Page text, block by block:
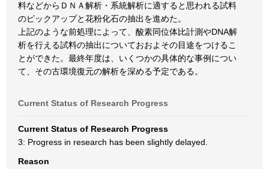
料などからＤＮＡ解析・系統解析に適すると思われる試料
のピックアップと花粉化石の抽出を進めた。
上記のような前処理によって、酸素同位体比計測やDNA解
析を行える試料の抽出についておおよその目途をつけるこ
とができた。最終年度は、いくつかの具体的な事例につい
て、その古環境復元の解析を深める予定である。
Current Status of Research Progress
Current Status of Research Progress
3: Progress in research has been slightly delayed.
Reason